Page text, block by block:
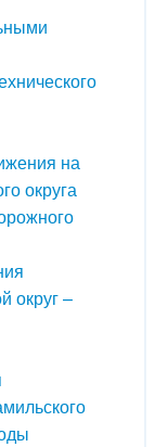
на
округа
округ –